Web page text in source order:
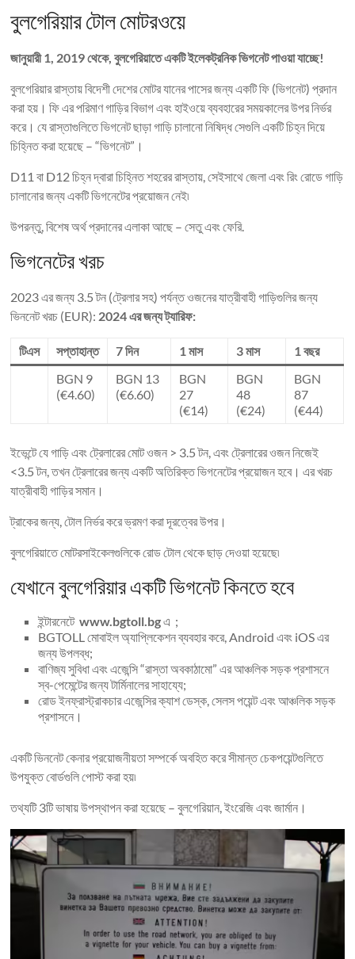
বুলগেরিয়ার টোল মোটরওয়ে
জানুয়ারী 1, 2019 থেকে, বুলগেরিয়াতে একটি ইলেকট্রনিক ভিগনেট পাওয়া যাচ্ছে!
বুলগেরিয়ার রাস্তায় বিদেশী দেশের মোটর যানের পাসের জন্য একটি ফি (ভিগনেট) প্রদান
করা হয়। ফি এর পরিমাণ গাড়ির বিভাগ এবং হাইওয়ে ব্যবহারের সময়কালের উপর নির্ভর
করে। যে রাস্তাগুলিতে ভিগনেট ছাড়া গাড়ি চালানো নিষিদ্ধ সেগুলি একটি চিহ্ন দিয়ে
চিহ্নিত করা হয়েছে – “ভিগনেট”।
D11 বা D12 চিহ্ন দ্বারা চিহ্নিত শহরের রাস্তায়, সেইসাথে জেলা এবং রিং রোডে গাড়ি
চালানোর জন্য একটি ভিগনেটের প্রয়োজন নেই৷
উপরন্তু, বিশেষ অর্থ প্রদানের এলাকা আছে – সেতু এবং ফেরি.
ভিগনেটের খরচ
2023 এর জন্য 3.5 টন (ট্রেলার সহ) পর্যন্ত ওজনের যাত্রীবাহী গাড়িগুলির জন্য
ভিননেট খরচ (EUR): 2024 এর জন্য ট্যারিফ:
টিএস সপ্তাহান্ত 7 দিন 1 মাস 3 মাস
1 বছর
BGN 9
(€4.60)
BGN 13
(€6.60)
BGN
27
(€14)
BGN
48
(€24)
BGN
87
(€44)
ইভেন্টে যে গাড়ি এবং ট্রেলারের মোট ওজন > 3.5 টন, এবং ট্রেলারের ওজন নিজেই
<3.5 টন, তখন ট্রেলারের জন্য একটি অতিরিক্ত ভিগনেটের প্রয়োজন হবে। এর খরচ
যাত্রীবাহী গাড়ির সমান।
ট্রাকের জন্য, টোল নির্ভর করে ভ্রমণ করা দূরত্বের উপর।
বুলগেরিয়াতে মোটরসাইকেলগুলিকে রোড টোল থেকে ছাড় দেওয়া হয়েছে৷
যেখানে বুলগেরিয়ার একটি ভিগনেট কিনতে হবে
ইন্টারনেটেwww.bgtoll.bgএ ;
BGTOLL মোবাইল অ্যাপ্লিকেশন ব্যবহার করে, Android এবং iOS এর
জন্য উপলব্ধ;
বাণিজ্য সুবিধা এবং এজেন্সি “রাস্তা অবকাঠামো” এর আঞ্চলিক সড়ক প্রশাসনে
স্ব-পেমেন্টের জন্য টার্মিনালের সাহায্যে;
রোড ইনফ্রাস্ট্রাকচার এজেন্সির ক্যাশ ডেস্ক, সেলস পয়েন্ট এবং আঞ্চলিক সড়ক
প্রশাসনে।
একটি ভিননেট কেনার প্রয়োজনীয়তা সম্পর্কে অবহিত করে সীমান্ত চেকপয়েন্টগুলিতে
উপযুক্ত বোর্ডগুলি পোস্ট করা হয়৷
তথ্যটি 3টি ভাষায় উপস্থাপন করা হয়েছে – বুলগেরিয়ান, ইংরেজি এবং জার্মান।